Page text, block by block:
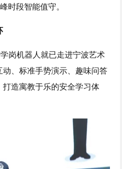
时段智能值守。
岗机器人就已走进宁波艺术
、标准手势演示、趣味问答
造寓教于乐的安全学习体